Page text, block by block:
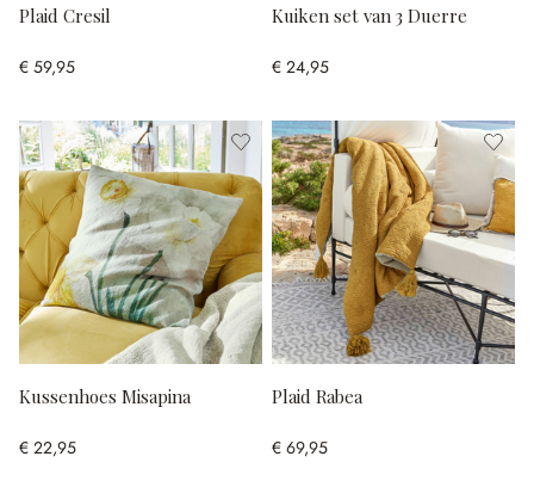
Plaid Cresil
€ 59,95
Kuiken set van 3 Duerre
€ 24,95
Kussenhoes Misapina
€ 22,95
Plaid Rabea
€ 69,95